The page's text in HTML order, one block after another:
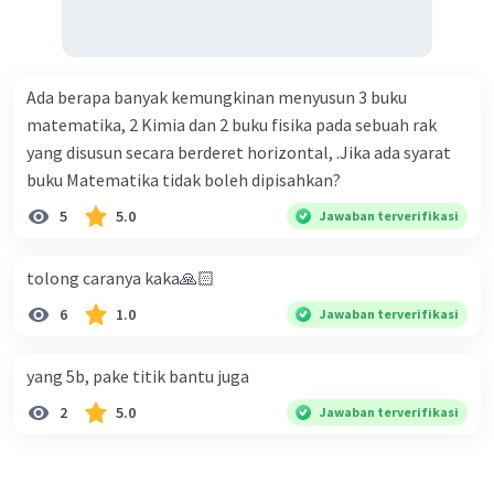
Ada berapa banyak kemungkinan menyusun 3 buku
matematika, 2 Kimia dan 2 buku fisika pada sebuah rak
yang disusun secara berderet horizontal, .Jika ada syarat
buku Matematika tidak boleh dipisahkan?
5 5.0 Jawaban terverifikasi
tolong caranya kaka🙏🏻
6 1.0 Jawaban terverifikasi
yang 5b, pake titik bantu juga
2 5.0 Jawaban terverifikasi